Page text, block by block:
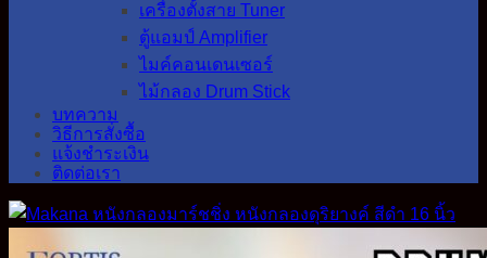
เครื่องตั้งสาย Tuner
ตู้แอมป์ Amplifier
ไมค์คอนเดนเซอร์
ไม้กลอง Drum Stick
บทความ
วิธีการสั่งซื้อ
แจ้งชำระเงิน
ติดต่อเรา